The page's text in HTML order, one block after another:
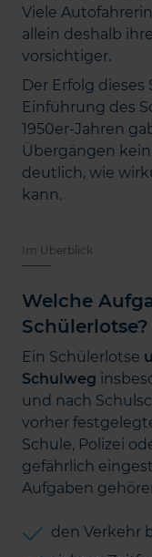
Viele
allein deshalb
vorsichtiger.
Der Erfolg dieses
Einführung des
1950er-Jahren
Übergängen
deutlich, wie
kann.
Im Überblick
Welche
Schülerlotse?
Ein Schülerlotse
Schulweg
und nach
vorher
Schule, Polizei
gefährlich
Aufgaben
den Verkehr